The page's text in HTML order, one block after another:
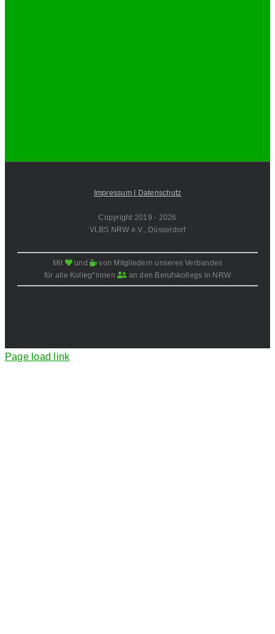
Impressum | Datenschutz
Copyright 2019 - 2026
VLBS NRW e.V., Düsseldorf
Mit und
von Mitgliedern unseres Verbandes
für alle Kolleg*innen
an den Berufskollegs in NRW
Page load link